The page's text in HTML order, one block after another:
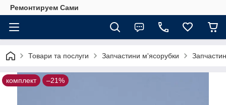
Ремонтируем Сами
Товари та послуги Запчастини м'ясорубки
комплект –21%